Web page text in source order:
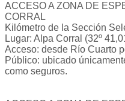
ACCESO A ZONA DE
CORRAL
Kilómetro de la Sección
Lugar: Alpa Corral (32º
Acceso: desde Río Cuarto
Público: ubicado
como seguros.